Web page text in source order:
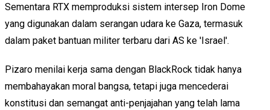
Sementara RTX memproduksi sistem intersep Iron Dome
yang digunakan dalam serangan udara ke Gaza, termasuk
dalam paket bantuan militer terbaru dari AS ke 'Israel'.
Pizaro menilai kerja sama dengan BlackRock tidak hanya
membahayakan moral bangsa, tetapi juga mencederai
konstitusi dan semangat anti-penjajahan yang telah lama